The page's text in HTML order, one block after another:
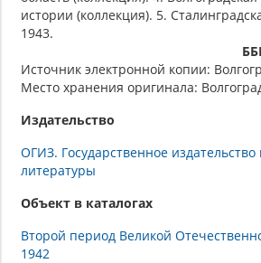
истории (коллекция). 5.
1943.
Источник электронной копии:
Место хранения оригинала:
Издательство
ОГИЗ. Государственное
литературы
Объект в каталогах
Второй период Великой
1942